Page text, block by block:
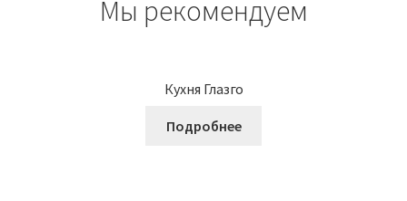
Мы рекомендуем
Кухня Глазго
Подробнее